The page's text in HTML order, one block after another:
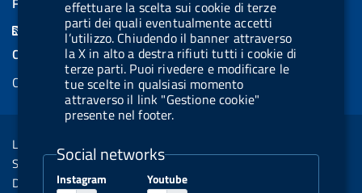
effettuare la scelta sui cookie di terze
parti dei quali eventualmente accetti
l’utilizzo. Chiudendo il banner attraverso
la X in alto a destra rifiuti tutti i cookie di
terze parti. Puoi rivedere e modificare le
tue scelte in qualsiasi momento
attraverso il link "Gestione cookie"
presente nel footer.
Social networks
Instagram Youtube
b
e
l
.
b
t
t
u
e
s
k
y
u
t
u
b
e
n
k
e
d
i
COOKIES
Cookie management
Sezione Link Utili
Legal notice
Social Media Policy
Dichiarazione di accessibilità